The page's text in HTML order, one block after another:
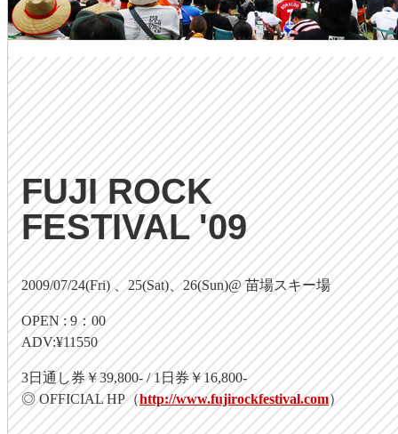
FUJI ROCK
FESTIVAL '09
2009/07/24(Fri) 、25(Sat)、26(Sun)@苗場スキー場
OPEN : 9：00
ADV:¥11550
3日通し券￥39,800- / 1日券￥16,800-
◎ OFFICIAL HP（http://www.fujirockfestival.com）